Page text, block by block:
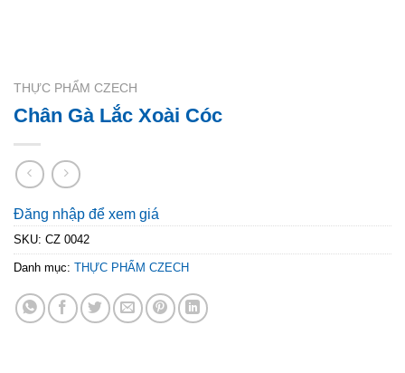
THỰC PHẨM CZECH
Chân Gà Lắc Xoài Cóc
Đăng nhập để xem giá
SKU: CZ 0042
Danh mục: THỰC PHẨM CZECH